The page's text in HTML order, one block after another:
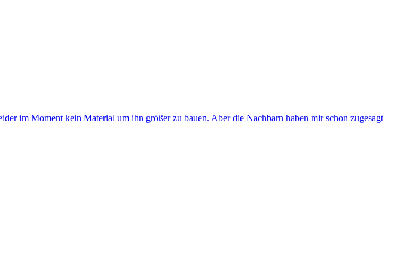
im Moment kein Material um ihn größer zu bauen. Aber die Nachbarn haben mir schon zugesagt